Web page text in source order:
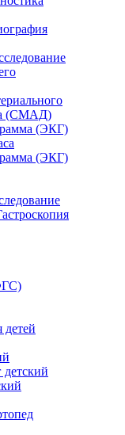
(СМАД)
(ЭКГ)
(ЭКГ)
детей
детский